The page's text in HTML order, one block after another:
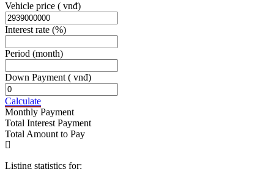
Vehicle price ( vnđ)
Interest rate (%)
Period (month)
Down Payment( vnđ)
Calculate
Monthly Payment
Total Interest Payment
Total Amount to Pay
Listing statistics for: